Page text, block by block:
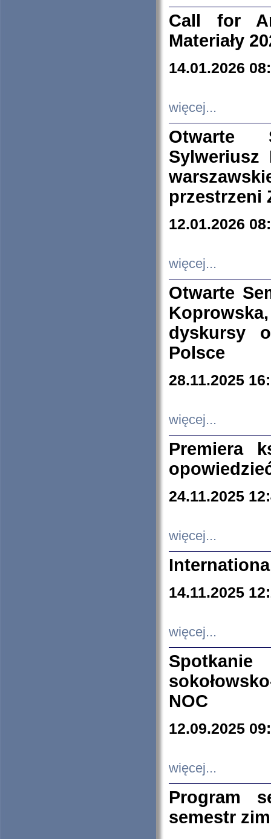
Call for
Materiały
14.01.2026
więcej...
Otwarte
Sylweriusz
przestrzeni
12.01.2026
więcej...
Otwarte
dyskursy
Polsce
28.11.2025
więcej...
Premiera
24.11.2025
więcej...
14.11.2025
więcej...
NOC
12.09.2025
więcej...
Program
semestr